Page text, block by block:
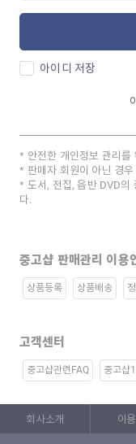
아이디 저장
안전한 개인정보 관리를
판매자 회원이 아닌 경
도서, 전집, 음반 DVD의
다.
중고샵 판매관리 이용
상품등록 상품배송
고객센터
중고샵관련FAQ 중고샵
회사소개 이